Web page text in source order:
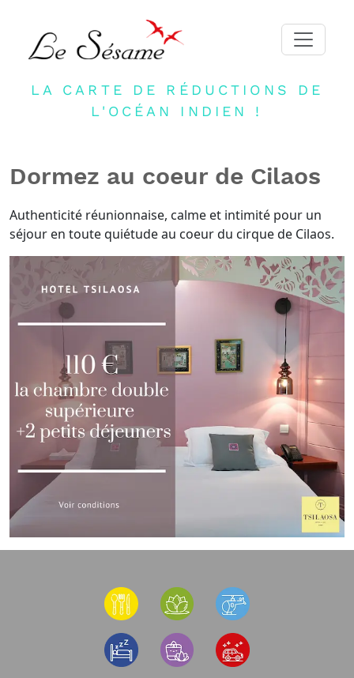
ACCUEIL
BLOG
NEWSLETTER
CONTACT
DEVENIR PARTENAIRE
CONNEXION
FR
LA CARTE DE RÉDUCTIONS DE
L'OCÉAN INDIEN !
Dormez au coeur de Cilaos
Authenticité réunionnaise, calme et intimité pour un
séjour en toute quiétude au coeur du cirque de Cilaos.